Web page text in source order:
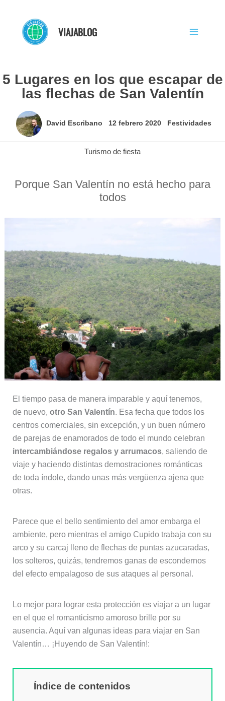
contenido
VIAJABLOG
5 Lugares en los que escapar de
las flechas de San Valentín
David Escribano 12 febrero 2020 Festividades
Turismo de fiesta
Porque San Valentín no está hecho para
todos
El tiempo pasa de manera imparable y aquí tenemos,
de nuevo, otro San Valentín. Esa fecha que todos los
centros comerciales, sin excepción, y un buen número
de parejas de enamorados de todo el mundo celebran
intercambiándose regalos y arrumacos, saliendo de
viaje y haciendo distintas demostraciones románticas
de toda índole, dando unas más vergüenza ajena que
otras.
Parece que el bello sentimiento del amor embarga el
ambiente, pero mientras el amigo Cupido trabaja con su
arco y su carcaj lleno de flechas de puntas azucaradas,
los solteros, quizás, tendremos ganas de escondernos
del efecto empalagoso de sus ataques al personal.
Lo mejor para lograr esta protección es viajar a un lugar
en el que el romanticismo amoroso brille por su
ausencia. Aquí van algunas ideas para viajar en San
Valentín… ¡Huyendo de San Valentín!:
Índice de contenidos